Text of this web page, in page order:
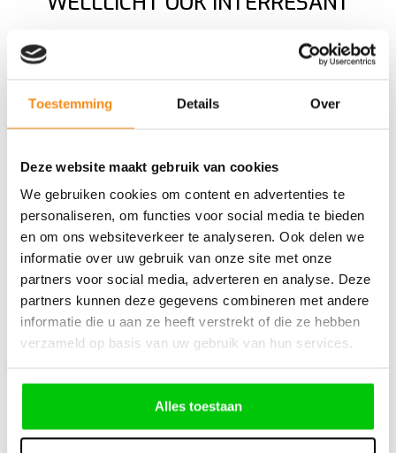
Toestemming Details Over
Deze website maakt gebruik van cookies
We gebruiken cookies om content en advertenties te
personaliseren, om functies voor social media te bieden
en om ons websiteverkeer te analyseren. Ook delen we
informatie over uw gebruik van onze site met onze
partners voor social media, adverteren en analyse. Deze
partners kunnen deze gegevens combineren met andere
informatie die u aan ze heeft verstrekt of die ze hebben
verzameld op basis van uw gebruik van hun services.
Alles toestaan
M.Marelli
€41,30
Incl. BTW
Alfa Romeo SIP22 Noodsleutelbaard